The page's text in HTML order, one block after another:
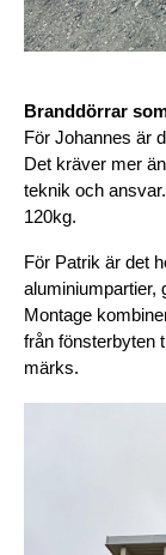
Branddörrar
För Johannes är
Det kräver mer
teknik och
120kg.
För Patrik är det
aluminiumpartier,
Montage
från fönsterbyten
märks.